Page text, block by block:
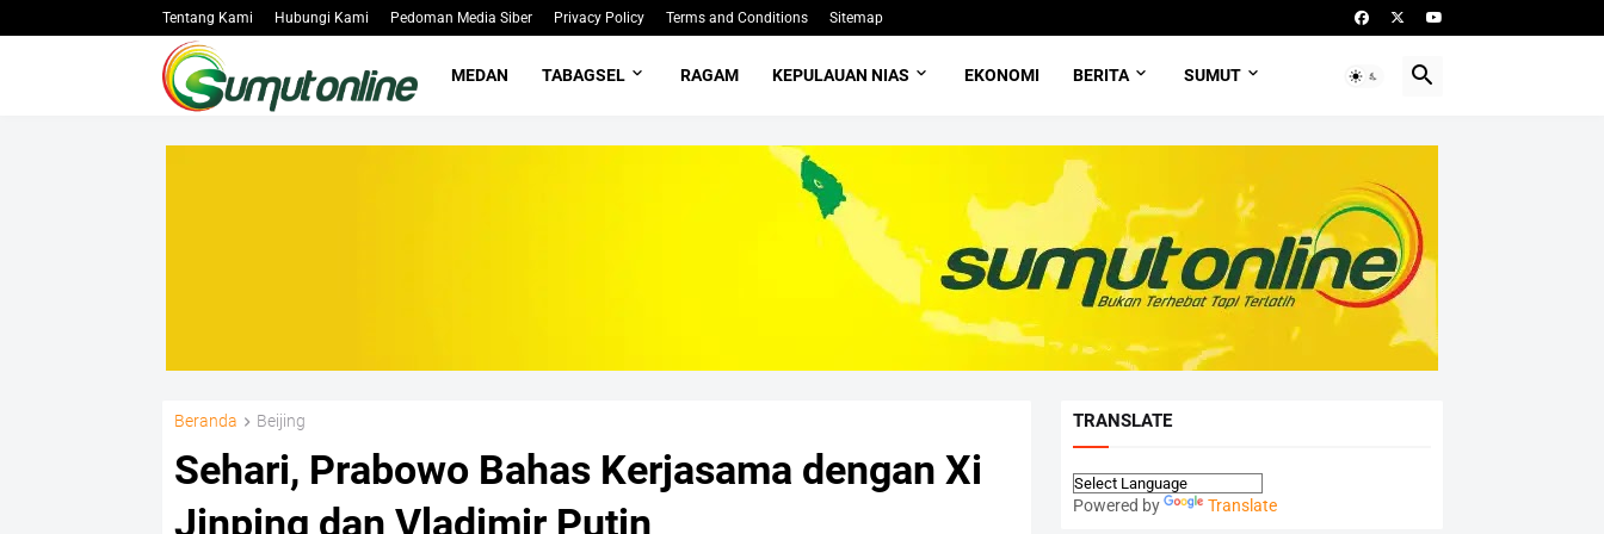
Tentang Kami Hubungi Kami Pedoman Media Siber Privacy Policy Terms and Conditions Sitemap
MEDAN TABAGSEL RAGAM KEPULAUAN NIAS EKONOMI BERITA SUMUT
Beranda Beijing
Sehari, Prabowo Bahas Kerjasama dengan Xi
Jinping dan Vladimir Putin
TRANSLATE
Powered by Translate